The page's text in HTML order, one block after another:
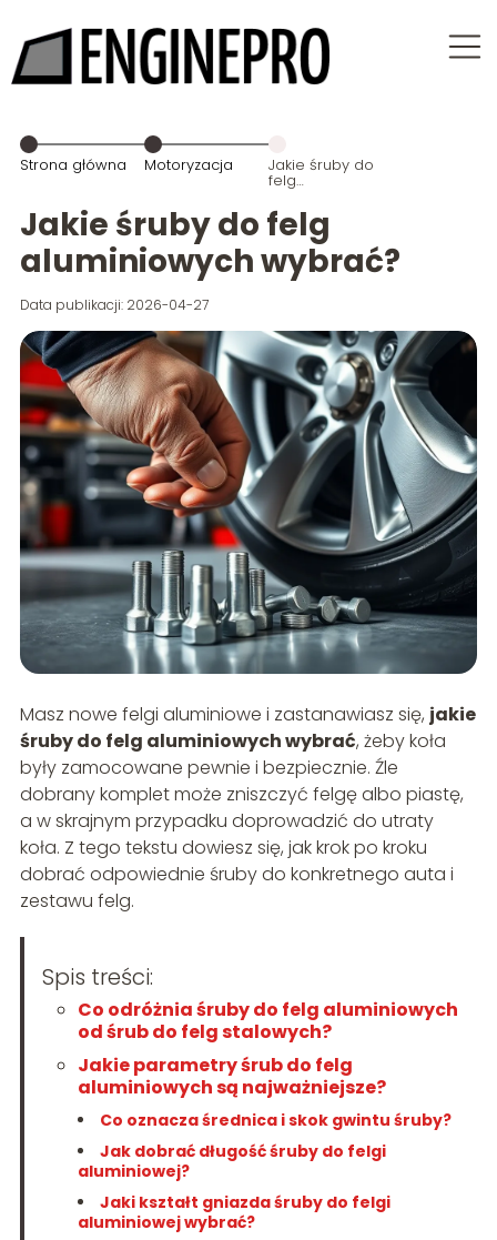
Strona główna Motoryzacja Jakie śruby do
felg
aluminiowych
wybrać?
Jakie śruby do felg
aluminiowych wybrać?
Data publikacji: 2026-04-27
Masz nowe felgi aluminiowe i zastanawiasz się, jakie
śruby do felg aluminiowych wybrać, żeby koła
były zamocowane pewnie i bezpiecznie. Źle
dobrany komplet może zniszczyć felgę albo piastę,
a w skrajnym przypadku doprowadzić do utraty
koła. Z tego tekstu dowiesz się, jak krok po kroku
dobrać odpowiednie śruby do konkretnego auta i
zestawu felg.
Spis treści:
Co odróżnia śruby do felg aluminiowych
od śrub do felg stalowych?
Jakie parametry śrub do felg
aluminiowych są najważniejsze?
Co oznacza średnica i skok gwintu śruby?
Jak dobrać długość śruby do felgi
aluminiowej?
Jaki kształt gniazda śruby do felgi
aluminiowej wybrać?